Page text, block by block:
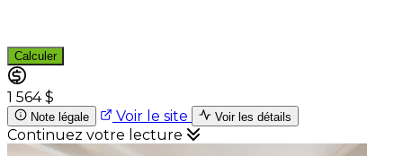
Calculer
1 564 $
Note légale Voir le site Voir les détails
Continuez votre lecture